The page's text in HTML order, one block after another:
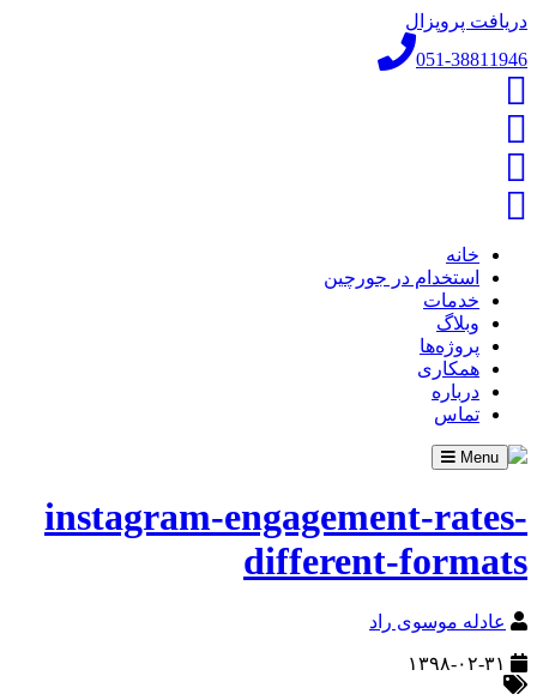
دریافت پروپزال
051-38811946
خانه
استخدام در جورچین
خدمات
وبلاگ
پروژه‌ها
همکاری
درباره
تماس
Toggle
navigation
Menu
instagram-engagement-rates-
different-formats
عادله موسوی راد